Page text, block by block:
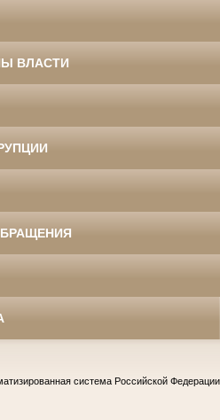
ВЛАСТИ
система Российской